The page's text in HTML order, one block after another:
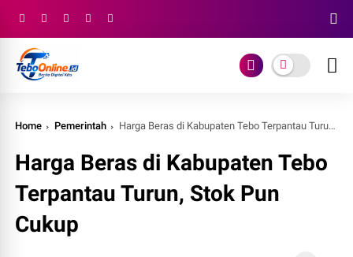
Home Pemerintah Harga Beras di Kabupaten Tebo Terpantau Turun, Stok Pun Cukup
Harga Beras di Kabupaten Tebo
Terpantau Turun, Stok Pun
Cukup